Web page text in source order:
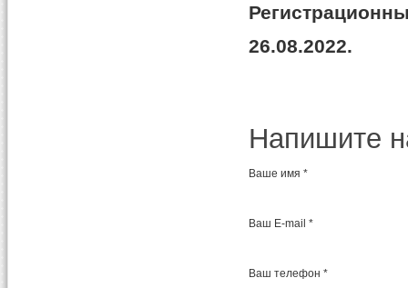
26.08.2022.
Напишите
Ваше имя *
Ваш E-mail *
Ваш телефон *